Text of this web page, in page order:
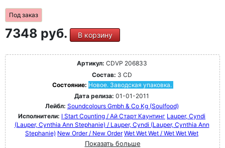
Под заказ
7348 руб. В корзину
Артикул: CDVP 206833
Состав: 3 CD
Состояние: Новое. Заводская упаковка.
Дата релиза: 01-01-2011
Лейбл: Soundcolours Gmbh & Co Kg (Soulfood)
Исполнители: I Start Counting / Ай Старт Каунтинг Lauper, Cyndi
(Lauper, Cynthia Ann Stephanie) / Lauper, Cyndi (Lauper, Cynthia Ann
Stephanie) New Order / New Order Wet Wet Wet / Wet Wet Wet
Показать больше